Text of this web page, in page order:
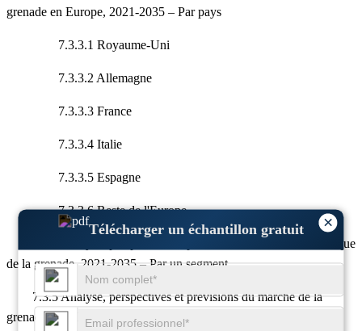
×
Télécharger un échantillon gratuit
grenade en Europe, 2021-2035 – Par pays
7.3.3.1 Royaume-Uni
7.3.3.2 Allemagne
7.3.3.3 France
7.3.3.4 Italie
7.3.3.5 Espagne
7.3.3.6 Reste de l'Europe
7.3.4 Analyse, perspectives et prévisions du marché britannique
de la grenade, 2021-2035 – Par un segment
7.3.5 Analyse, perspectives et prévisions du marché de la
grenade en Allemagne, 2021-2035 – Par un segment